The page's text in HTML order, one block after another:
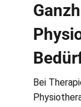
Bei